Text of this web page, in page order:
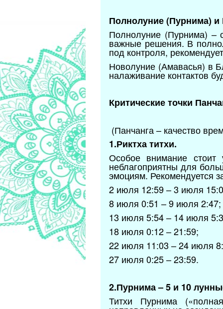
Полнолуние (Пурнима)
Полнолуние (Пурнима) –
важные решения. В
под контроля,
Новолуние (Амавасья) в
налаживание контактов
Критические точки
(Панчанга – качество
1.Риктха титхи.
Особое внимание
неблагоприятны для
эмоциям. Рекомендуется
2 июля 12:59 – 3 июля
8 июля 0:51 – 9 июля 2:47;
13 июля 5:54 – 14 июля
18 июля 0:12 – 21:59;
22 июля 11:03 – 24 июля
27 июля 0:25 – 23:59.
2.Пурнима – 5 и 10
Титхи Пурнима